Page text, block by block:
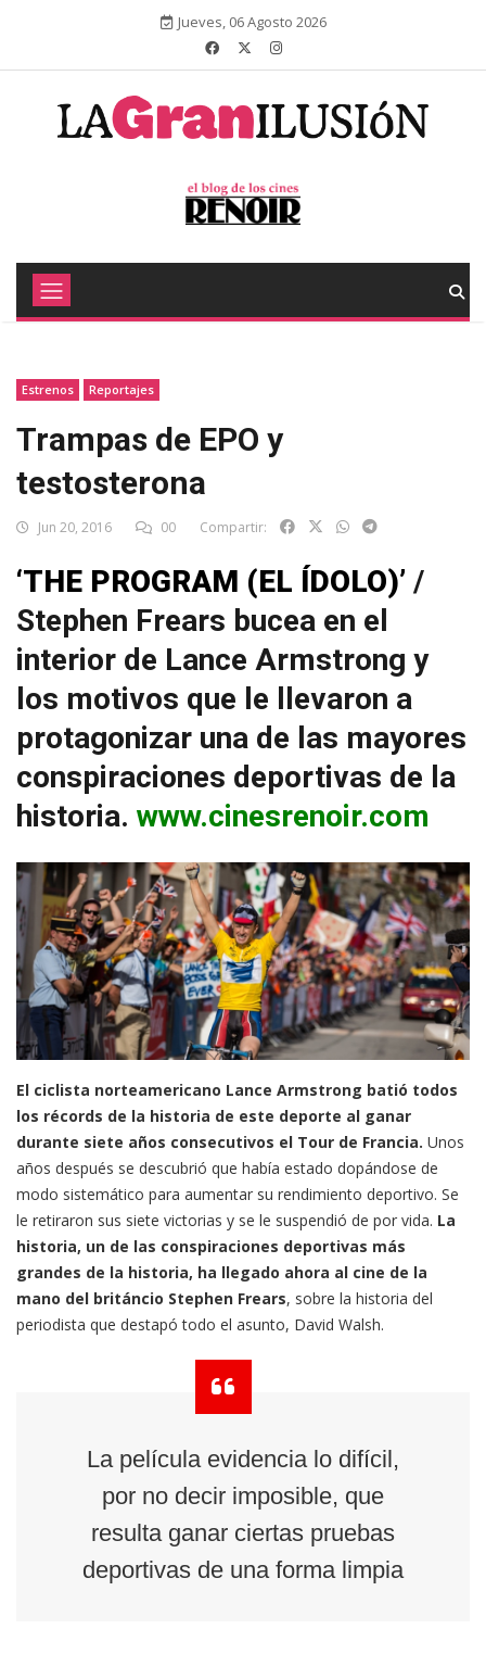
Jueves, 06 Agosto 2026
Estrenos Reportajes
Trampas de EPO y
testosterona
Jun 20, 2016 00 Compartir:
‘THE PROGRAM (EL ÍDOLO)’ /
Stephen Frears bucea en el
interior de Lance Armstrong y
los motivos que le llevaron a
protagonizar una de las mayores
conspiraciones deportivas de la
historia. www.cinesrenoir.com
El ciclista norteamericano Lance Armstrong batió todos
los récords de la historia de este deporte al ganar
durante siete años consecutivos el Tour de Francia. Unos
años después se descubrió que había estado dopándose de
modo sistemático para aumentar su rendimiento deportivo. Se
le retiraron sus siete victorias y se le suspendió de por vida. La
historia, un de las conspiraciones deportivas más
grandes de la historia, ha llegado ahora al cine de la
mano del británcio Stephen Frears, sobre la historia del
periodista que destapó todo el asunto, David Walsh.
La película evidencia lo difícil,
por no decir imposible, que
resulta ganar ciertas pruebas
deportivas de una forma limpia